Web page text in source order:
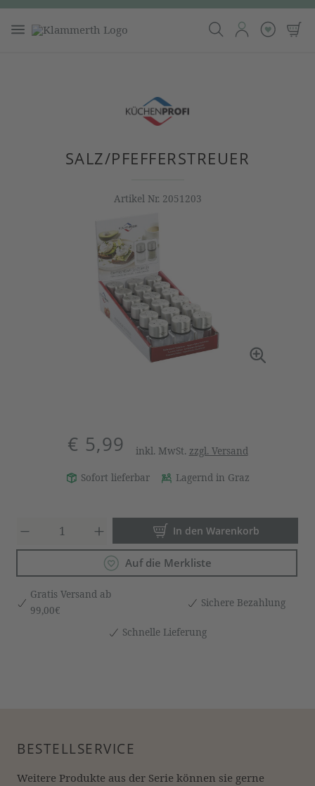
SALZ/PFEFFERSTREUER
Artikel Nr. 2051203
€ 5,99 inkl. MwSt. zzgl. Versand
Sofort lieferbar Lagernd in Graz
Produkt Anzahl: Gib den
In den Warenkorb
Auf die Merkliste
Gratis Versand ab
99,00€
Sichere Bezahlung
Schnelle Lieferung
BESTELLSERVICE
Weitere Produkte aus der Serie können sie gerne